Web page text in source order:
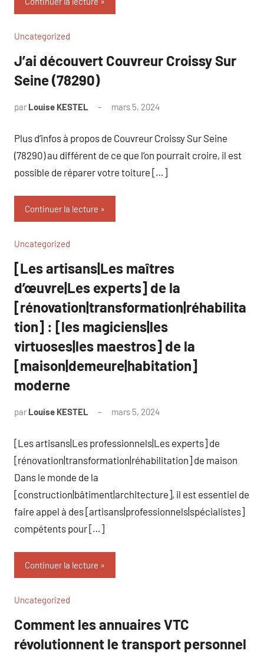
Uncategorized
J’ai découvert Couvreur Croissy Sur
Seine (78290)
par Louise KESTEL mars 5, 2024
Plus d’infos à propos de Couvreur Croissy Sur Seine
(78290) au différent de ce que l’on pourrait croire, il est
possible de réparer votre toiture […]
Continuer la lecture
Uncategorized
[Les artisans|Les maîtres
d’œuvre|Les experts] de la
[rénovation|transformation|réhabilita
tion] : [les magiciens|les
virtuoses|les maestros] de la
[maison|demeure|habitation]
moderne
par Louise KESTEL mars 5, 2024
[Les artisans|Les professionnels|Les experts] de
[rénovation|transformation|réhabilitation] de maison
Dans le monde de la
[construction|bâtiment|architecture], il est essentiel de
faire appel à des [artisans|professionnels|spécialistes]
compétents pour […]
Continuer la lecture
Uncategorized
Comment les annuaires VTC
révolutionnent le transport personnel